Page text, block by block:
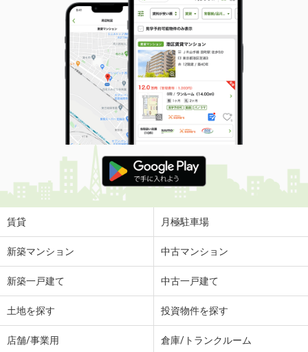
賃貸 月極駐車場
新築マンション 中古マンション
新築一戸建て 中古一戸建て
土地を探す 投資物件を探す
店舗/事業用 倉庫/トランクルーム